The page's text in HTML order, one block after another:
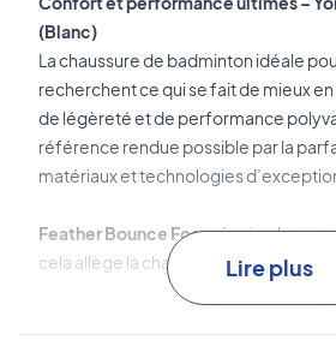
(Blanc)
La chaussure de badminton idéale
recherchent ce qui se fait de mieux
de légèreté et de performance
référence rendue possible par la
matériaux et technologies
Feather Bounce Foaméquipe la
cela allège la chaussure tout en
Lire plus